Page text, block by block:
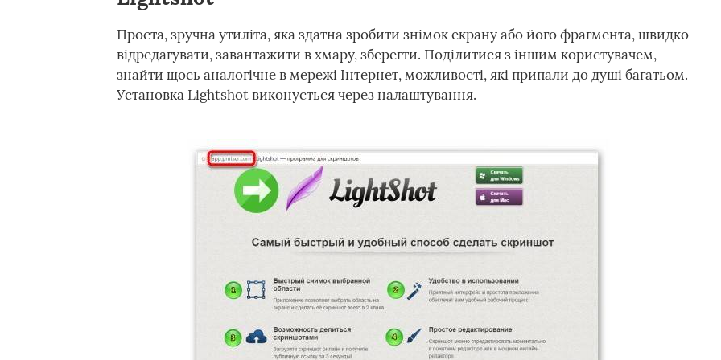
Проста, зручна утиліта, яка здатна зробити знімок екрану або його фрагмента, швидко
відредагувати, завантажити в хмару, зберегти. Поділитися з іншим користувачем,
знайти щось аналогічне в мережі Інтернет, можливості, які припали до душі багатьом.
Установка Lightshot виконується через налаштування.